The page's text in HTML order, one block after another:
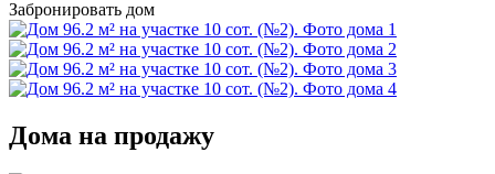
Забронировать дом
Дома на продажу